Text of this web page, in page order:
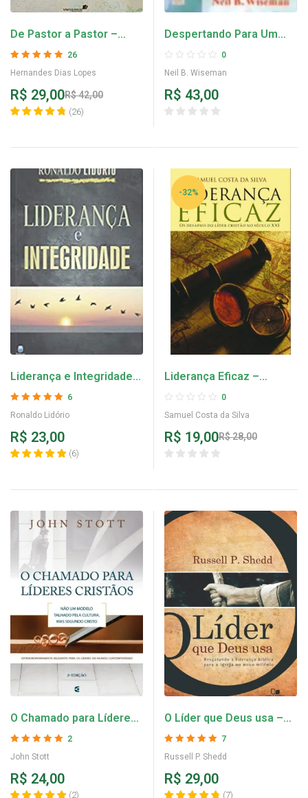
De Pastor a Pastor –
Hernandes Dias Lopes
26
Hernandes Dias Lopes
R$42,00
R$ 29,00
(26)
Despertando Para Um
Grande Ministério – Neil
B. Wiseman
0
Neil B. Wiseman
R$ 43,00
Liderança e Integridade –
Ronaldo Lidório
6
Ronaldo Lidório
R$ 23,00
(6)
-32%
Liderança Eficaz –
Samuel Costa da Silva
0
Samuel Costa da Silva
R$28,00
R$ 19,00
O Chamado para Líderes
Cristãos – John Stott
2
John Stott
R$ 24,00
(2)
O Líder que Deus usa –
Russell P. Shedd
7
Russell P. Shedd
R$ 29,00
(7)